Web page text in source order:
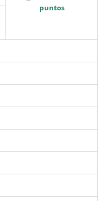
puntos